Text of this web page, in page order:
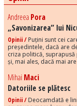
Andreea Pora
„Savonizarea” lui
Opinii / Puțini sunt cei
președintele, dacă are
criza politică,
și, mai ales, dacă mai
Mihai Maci
Datoriile se plătesc
Opinii / Deocamdată e